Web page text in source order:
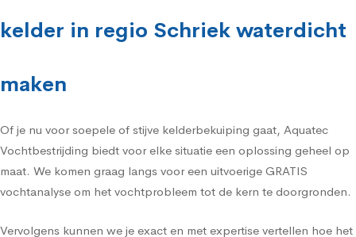
kelder in regio Schriek waterdicht
maken
Of je nu voor soepele of stijve kelderbekuiping gaat, Aquatec
Vochtbestrijding biedt voor elke situatie een oplossing geheel op
maat. We komen graag langs voor een uitvoerige GRATIS
vochtanalyse om het vochtprobleem tot de kern te doorgronden.
Vervolgens kunnen we je exact en met expertise vertellen hoe het